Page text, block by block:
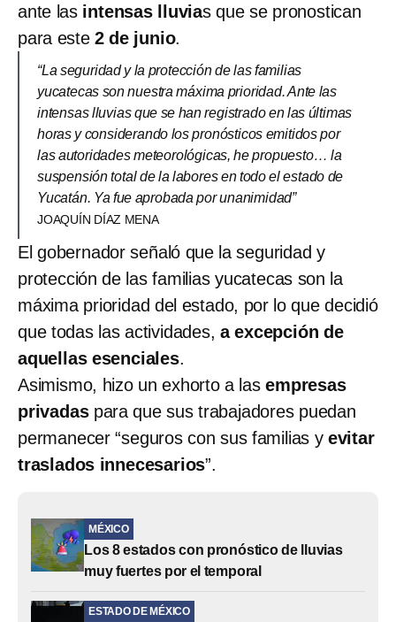
ante las intensas lluvias que se pronostican
para este2 de junio.
“La seguridad y la protección de las familias
yucatecas son nuestra máxima prioridad. Ante las
intensas lluvias que se han registrado en las últimas
horas y considerando los pronósticos emitidos por
las autoridades meteorológicas, he propuesto… la
suspensión total de la labores en todo el estado de
Yucatán. Ya fue aprobada por unanimidad”
JOAQUÍN DÍAZ MENA
El gobernador señaló que la seguridad y
protección de las familias yucatecas son la
máxima prioridad del estado, por lo que decidió
que todas las actividades,a excepción de
aquellas esenciales.
Asimismo, hizo un exhorto a lasempresas
privadas para que sus trabajadores puedan
permanecer “seguros con sus familias y evitar
traslados innecesarios”.
MÉXICO
Los 8 estados con pronóstico de lluvias
muy fuertes por el temporal
ESTADO DE MÉXICO